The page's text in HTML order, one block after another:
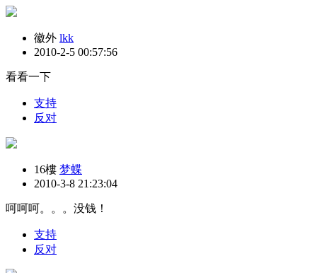
徽外 lkk
2010-2-5 00:57:56
看看一下
支持
反对
16樓 梦蝶
2010-3-8 21:23:04
呵呵呵。。。没钱！
支持
反对